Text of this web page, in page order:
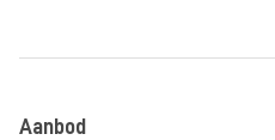
Aanbod